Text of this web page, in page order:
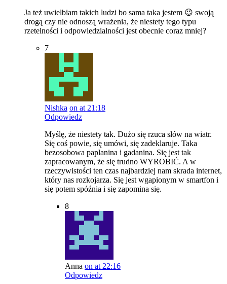
Ja też uwielbiam takich ludzi bo sama taka jestem 😉 swoją
drogą czy nie odnoszą wrażenia, że niestety tego typu
rzetelności i odpowiedzialności jest obecnie coraz mniej?
7
Nishka on at 21:18
Odpowiedz
Myślę, że niestety tak. Dużo się rzuca słów na wiatr.
Się coś powie, się umówi, się zadeklaruje. Taka
bezosobowa paplanina i gadanina. Się jest tak
zapracowanym, że się trudno WYROBIĆ. A w
rzeczywistości ten czas najbardziej nam skrada internet,
który nas rozkojarza. Się jest wgapionym w smartfon i
się potem spóźnia i się zapomina się.
8
Anna on at 22:16
Odpowiedz